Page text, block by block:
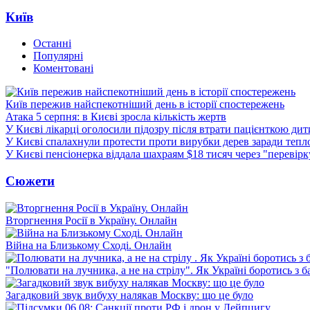
Київ
Останні
Популярні
Коментовані
Київ пережив найспекотніший день в історії спостережень
Атака 5 серпня: в Києві зросла кількість жертв
У Києві лікарці оголосили підозру після втрати пацієнткою
У Києві спалахнули протести проти вирубки дерев заради
У Києві пенсіонерка віддала шахраям $18 тисяч через
Сюжети
Вторгнення Росії в Україну. Онлайн
Війна на Близькому Сході. Онлайн
"Полювати на лучника, а не на стрілу". Як Україні боротись з
Загадковий звук вибуху налякав Москву: що це було